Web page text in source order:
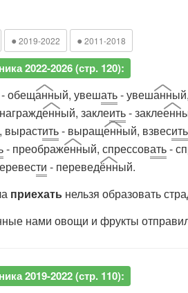
● 2019-2022 ● 2011-2018
2022-2026 (стр. 120):
- обещанный, увешать- увешанн
енный, заклеить- заклеенн
вырастить- выращенный, взвесить
- преображенный, спрессовать-
ти - переведённый.
приехать нельзя образовать
нами овощи и фрукты
2019-2022 (стр. 110):